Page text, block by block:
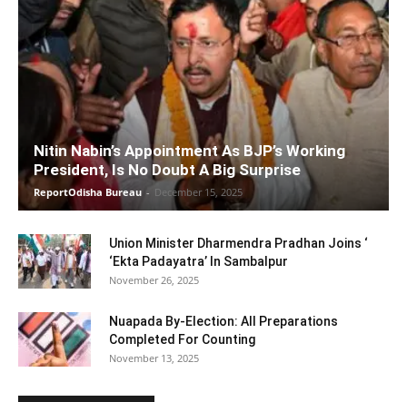
Nitin Nabin’s Appointment As BJP’s Working
President, Is No Doubt A Big Surprise
ReportOdisha Bureau - December 15, 2025
Union Minister Dharmendra Pradhan Joins ‘
‘Ekta Padayatra’ In Sambalpur
November 26, 2025
Nuapada By-Election: All Preparations
Completed For Counting
November 13, 2025